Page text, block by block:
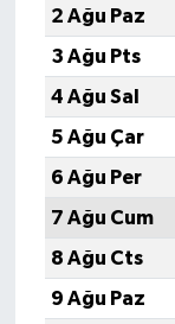
2 Ağu Paz
3 Ağu Pts
4 Ağu Sal
5 Ağu Çar
6 Ağu Per
7 Ağu Cum
8 Ağu Cts
9 Ağu Paz